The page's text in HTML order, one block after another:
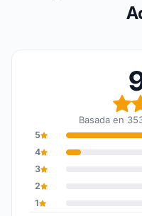
Basada en
5
4
3
2
1